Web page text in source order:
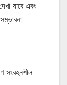
যাবে এবং
সংবহনশীল